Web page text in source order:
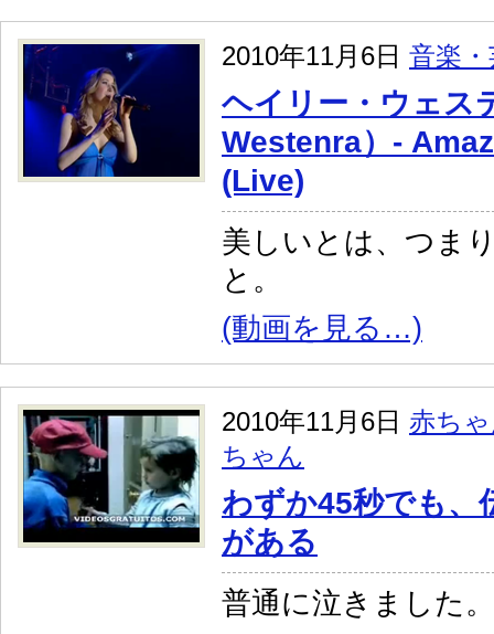
2010年11月6日 音楽
ヘイリー・ウェス
Westenra）-
(Live)
美しいとは、つま
と。
(動画を見る…)
2010年11月6日 赤ち
ちゃん
わずか45秒でも、
がある
普通に泣きました。